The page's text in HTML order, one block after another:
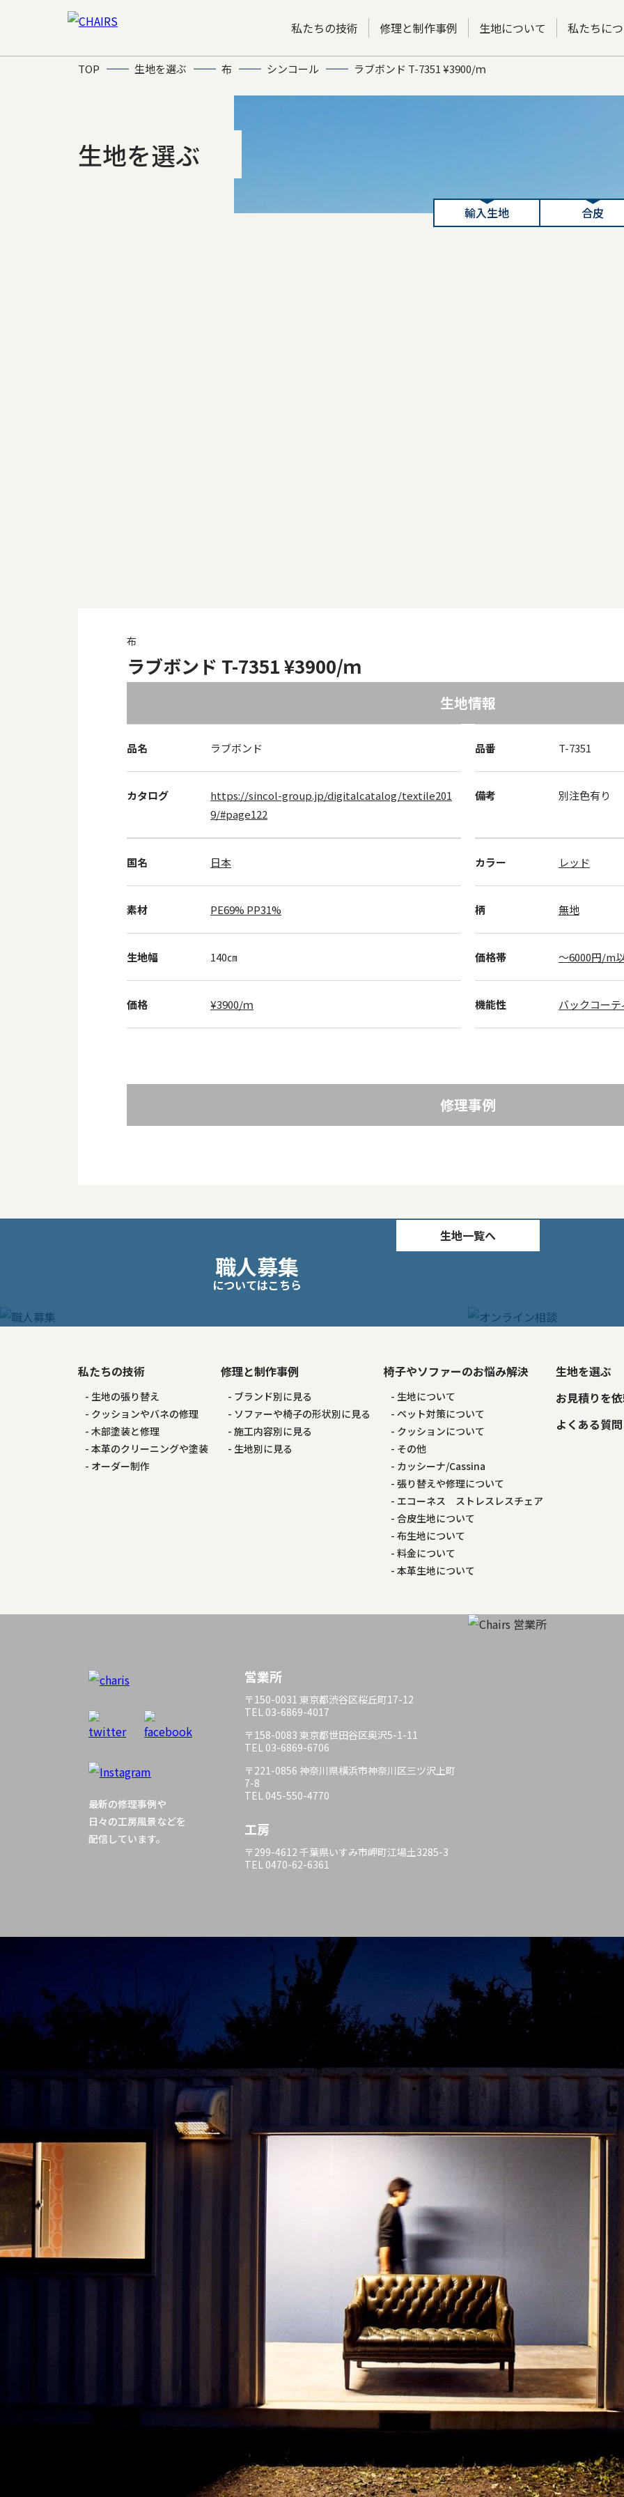
私たちの技術 修理と制作事例 生地について 私たちに
TOP 生地を選ぶ 布 シンコール ラブボンド T-7351 ¥3900/ｍ
生地を選ぶ
輸入生地 合皮
布
ラブボンド T-7351 ¥3900/ｍ
生地情報
品名 ラブボンド 品番 T-7351
カタログ
https://sincol-group.jp/digitalcatalog/textile201
9/#page122
備考 別注色有り
国名 日本 カラー レッド
素材 PE69% PP31% 柄 無地
生地幅 140㎝ 価格帯 ～6000円/m
価格 ¥3900/ｍ 機能性 バックコーテ
修理事例
ゲ
ー
シ
生地一覧へ
職人募集
についてはこちら
私たちの技術
生地の張り替え
クッションやバネの修理
木部塗装と修理
本革のクリーニングや塗装
オーダー制作
修理と制作事例
ブランド別に見る
ソファーや椅子の形状別に見る
施工内容別に見る
生地別に見る
椅子やソファーのお悩み解決
生地について
ペット対策について
クッションについて
その他
カッシーナ/Cassina
張り替えや修理について
エコーネス ストレスレスチェア
合皮生地について
布生地について
料金について
本革生地について
生地を選ぶ
お見積りを
よくある質問
最新の修理事例や
日々の工房風景などを
配信しています。
営業所
〒150-0031 東京都渋谷区桜丘町17-12
TEL 03-6869-4017
〒158-0083 東京都世田谷区奥沢5-1-11
TEL 03-6869-6706
〒221-0856 神奈川県横浜市神奈川区三ツ沢上町
7-8
TEL 045-550-4770
工房
〒299-4612 千葉県いすみ市岬町江場土3285-3
TEL 0470-62-6361